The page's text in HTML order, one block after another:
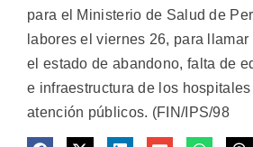
para el Ministerio de Salud de
labores el viernes 26, para
el estado de abandono, falta de
e infraestructura de los
atención públicos. (FIN/IPS/98